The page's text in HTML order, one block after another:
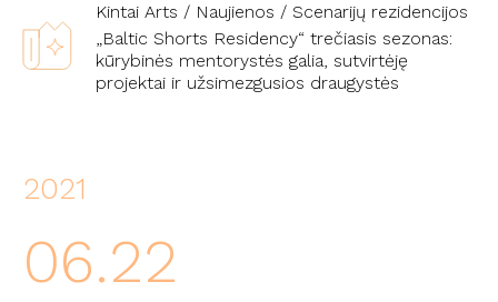
Kintai Arts / Naujienos / Scenarijų rezidencijos
„Baltic Shorts Residency“ trečiasis sezonas:
kūrybinės mentorystės galia, sutvirtėję
projektai ir užsimezgusios draugystės
2021
06.22